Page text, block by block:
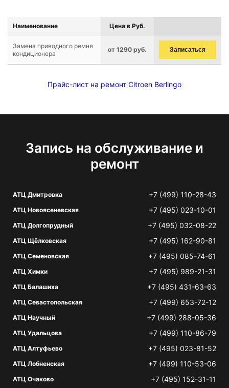
Наименование Цена в Руб.
Замена приводного ремня
кондиционера
от 1290 руб. Записаться
Прайс-лист на ремонт Citroen Berlingo
Запись на обслуживание и
ремонт
АТЦ Дмитровка +7 (499) 110-28-43
АТЦ Новоясеневская +7 (495) 023-10-01
АТЦ Долгопрудный +7 (495) 032-08-22
АТЦ Щёлковская +7 (495) 162-90-81
АТЦ Семеновская +7 (495) 085-74-61
АТЦ Химки +7 (495) 989-21-31
АТЦ Балашиха +7 (495) 431-63-63
АТЦ Севастопольская +7 (499) 653-72-12
АТЦ Научный +7 (499) 288-05-36
АТЦ Удальцова +7 (499) 110-86-79
АТЦ Алтуфьево +7 (495) 023-81-52
АТЦ Лобненская +7 (499) 110-53-06
АТЦ Очаково +7 (495) 152-31-11